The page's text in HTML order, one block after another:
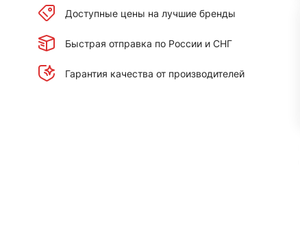
Доступные цены на лучшие бренды
Быстрая отправка по России и СНГ
Гарантия качества от производителей